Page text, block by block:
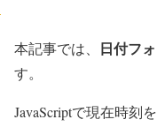
本記事では、 日付フ
す。
JavaScriptで現在時刻